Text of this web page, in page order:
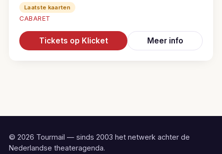
Laatste kaarten
CABARET
Tickets op Klicket Meer info
© 2026 Tourmail — sinds 2003 het netwerk achter de
Nederlandse theateragenda.